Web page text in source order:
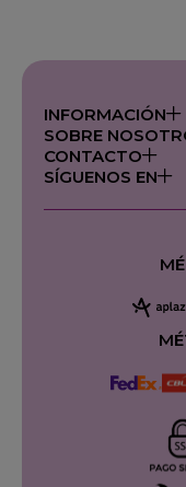
INFORMACIÓN
SOBRE
CONTACTO
SÍGUENOS EN